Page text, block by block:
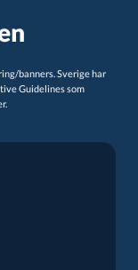
banners. Sverige har
Guidelines som